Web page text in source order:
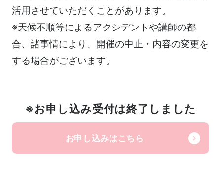
活用させていただくことがあります。
※天候不順等によるアクシデントや講師の都
合、諸事情により、開催の中止・内容の変更を
する場合がございます。
※お申し込み受付は終了しました
お申し込みはこちら